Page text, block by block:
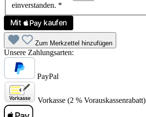
einverstanden. *
Zum Merkzettel hinzufügen
Unsere Zahlungsarten:
PayPal
Vorkasse (2 % Vorauskassenrabatt)